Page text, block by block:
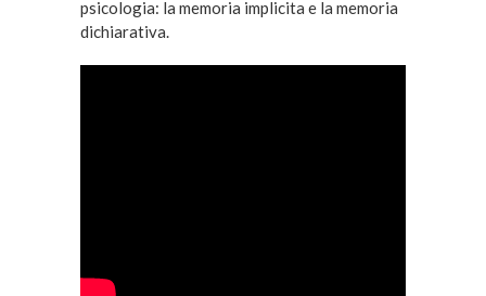
psicologia: la memoria implicita e la memoria
dichiarativa.